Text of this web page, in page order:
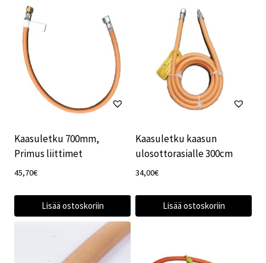
Kaasuletku 700mm,
Primus liittimet
45,70€
Lisää ostoskoriin
Kaasuletku kaasun
ulosottorasialle 300cm
34,00€
Lisää ostoskoriin